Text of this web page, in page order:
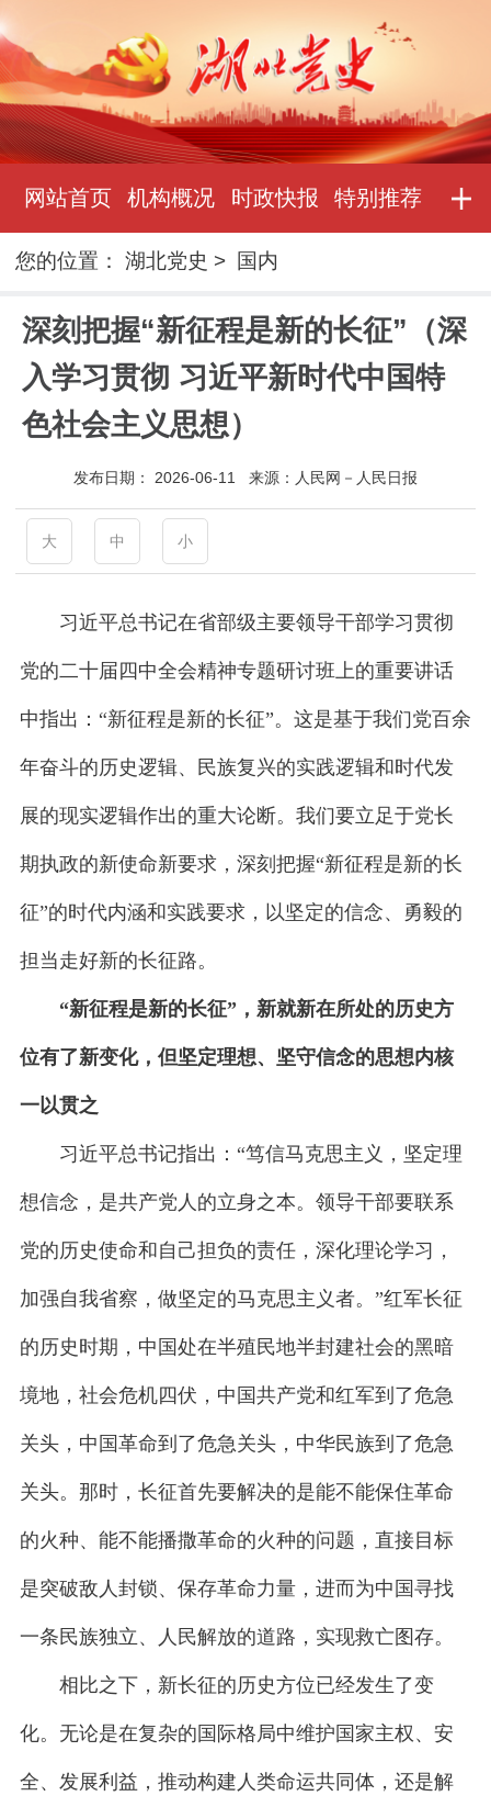
网站首页 机构概况 时政快报 特别推荐
您的位置：湖北党史 > 国内
深刻把握“新征程是新的长征”（深
入学习贯彻 习近平新时代中国特
色社会主义思想）
发布日期： 2026-06-11 来源： 人民网－人民日报
大 中 小
习近平总书记在省部级主要领导干部学习贯彻
党的二十届四中全会精神专题研讨班上的重要讲话
中指出：“新征程是新的长征”。这是基于我们党百余
年奋斗的历史逻辑、民族复兴的实践逻辑和时代发
展的现实逻辑作出的重大论断。我们要立足于党长
期执政的新使命新要求，深刻把握“新征程是新的长
征”的时代内涵和实践要求，以坚定的信念、勇毅的
担当走好新的长征路。
“新征程是新的长征”，新就新在所处的历史方
位有了新变化，但坚定理想、坚守信念的思想内核
一以贯之
习近平总书记指出：“笃信马克思主义，坚定理
想信念，是共产党人的立身之本。领导干部要联系
党的历史使命和自己担负的责任，深化理论学习，
加强自我省察，做坚定的马克思主义者。”红军长征
的历史时期，中国处在半殖民地半封建社会的黑暗
境地，社会危机四伏，中国共产党和红军到了危急
关头，中国革命到了危急关头，中华民族到了危急
关头。那时，长征首先要解决的是能不能保住革命
的火种、能不能播撒革命的火种的问题，直接目标
是突破敌人封锁、保存革命力量，进而为中国寻找
一条民族独立、人民解放的道路，实现救亡图存。
相比之下，新长征的历史方位已经发生了变
化。无论是在复杂的国际格局中维护国家主权、安
全、发展利益，推动构建人类命运共同体，还是解